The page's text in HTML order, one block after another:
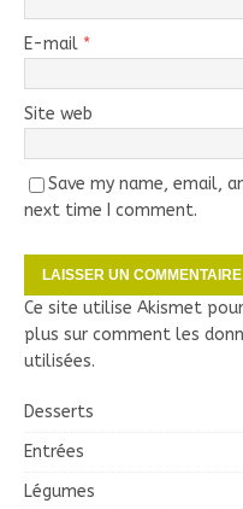
E-mail *
Site web
Save my name, email,
next time I comment.
Ce site utilise Akismet
plus sur comment les
utilisées.
Desserts
Entrées
Légumes